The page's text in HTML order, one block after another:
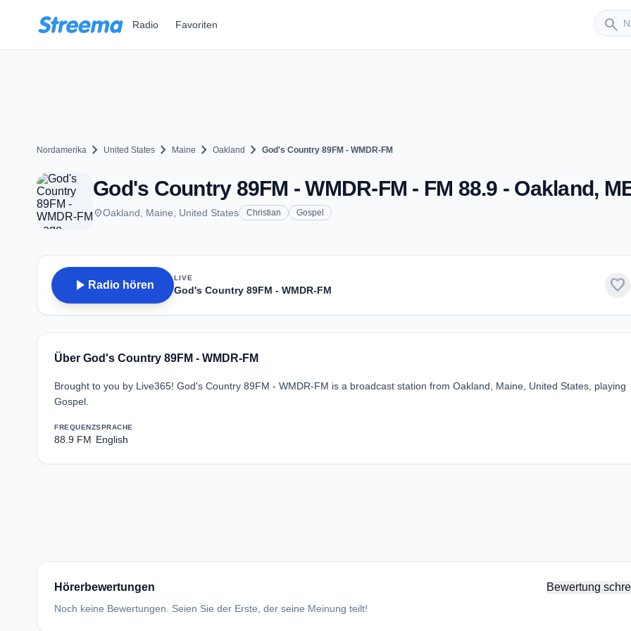
Radio Favoriten search
Nordamerika chevron_right United States chevron_right Maine chevron_right Oakland chevron_right God's Country 89FM - WMDR-FM
God's Country 89FM - WMDR-FM - FM 88.9 - Oakland,
placeOakland, Maine, United States Christian Gospel
play_arrow Radio hören
LIVE
God's Country 89FM - WMDR-FM favorite
Über God's Country 89FM - WMDR-FM
Brought to you by Live365! God's Country 89FM - WMDR-FM is a broadcast station from Oakland, Maine, United States, playing
Gospel.
FREQUENZ
88.9 FM
SPRACHE
English
Hörerbewertungen Bewertung
Noch keine Bewertungen. Seien Sie der Erste, der seine Meinung teilt!